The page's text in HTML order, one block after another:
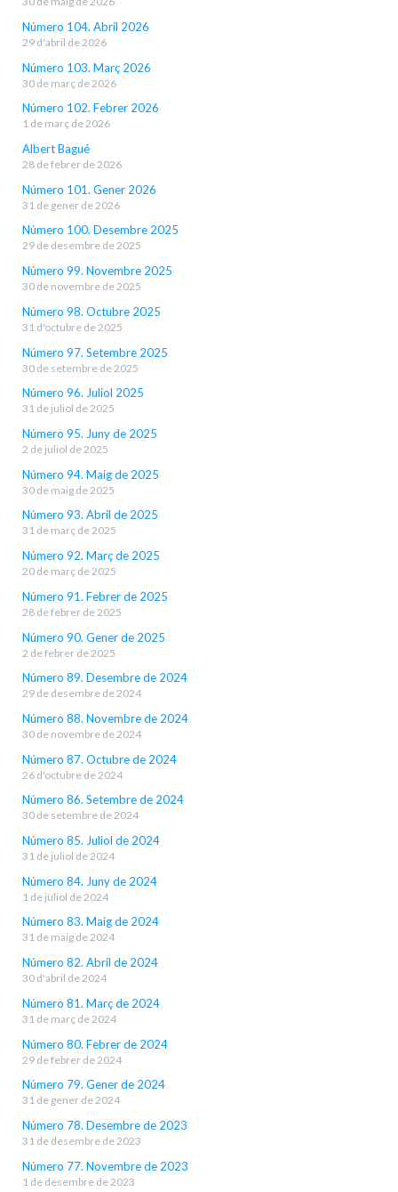
Número 104. Abril 2026
29 d'abril de 2026
Número 103. Març 2026
30 de març de 2026
Número 102. Febrer 2026
1 de març de 2026
Albert Bagué
28 de febrer de 2026
Número 101. Gener 2026
31 de gener de 2026
Número 100. Desembre 2025
29 de desembre de 2025
Número 99. Novembre 2025
30 de novembre de 2025
Número 98. Octubre 2025
31 d'octubre de 2025
Número 97. Setembre 2025
30 de setembre de 2025
Número 96. Juliol 2025
31 de juliol de 2025
Número 95. Juny de 2025
2 de juliol de 2025
Número 94. Maig de 2025
30 de maig de 2025
Número 93. Abril de 2025
31 de març de 2025
Número 92. Març de 2025
20 de març de 2025
Número 91. Febrer de 2025
28 de febrer de 2025
Número 90. Gener de 2025
2 de febrer de 2025
Número 89. Desembre de 2024
29 de desembre de 2024
Número 88. Novembre de 2024
30 de novembre de 2024
Número 87. Octubre de 2024
26 d'octubre de 2024
Número 86. Setembre de 2024
30 de setembre de 2024
Número 85. Juliol de 2024
31 de juliol de 2024
Número 84. Juny de 2024
1 de juliol de 2024
Número 83. Maig de 2024
31 de maig de 2024
Número 82. Abril de 2024
30 d'abril de 2024
Número 81. Març de 2024
31 de març de 2024
Número 80. Febrer de 2024
29 de febrer de 2024
Número 79. Gener de 2024
31 de gener de 2024
Número 78. Desembre de 2023
31 de desembre de 2023
Número 77. Novembre de 2023
1 de desembre de 2023